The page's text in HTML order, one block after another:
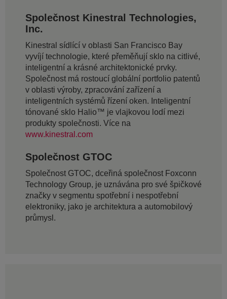
Společnost Kinestral Technologies,
Inc.
Kinestral sídlící v oblasti San Francisco Bay
vyvíjí technologie, které přeměňují sklo na citlivé,
inteligentní a krásné architektonické prvky.
Společnost má rostoucí globální portfolio patentů
v oblasti výroby, zpracování zařízení a
inteligentních systémů řízení oken. Inteligentní
tónované sklo Halio™ je vlajkovou lodí mezi
produkty společnosti. Více na
www.kinestral.com
Společnost GTOC
Společnost GTOC, dceřiná společnost Foxconn
Technology Group, je uznávána pro své špičkové
značky v segmentu spotřební i nespotřební
elektroniky, jako je architektura a automobilový
průmysl.